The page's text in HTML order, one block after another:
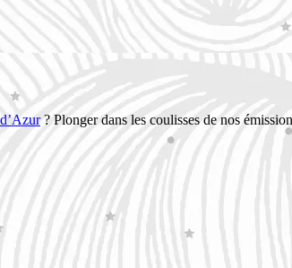
? Plonger dans les coulisses de nos